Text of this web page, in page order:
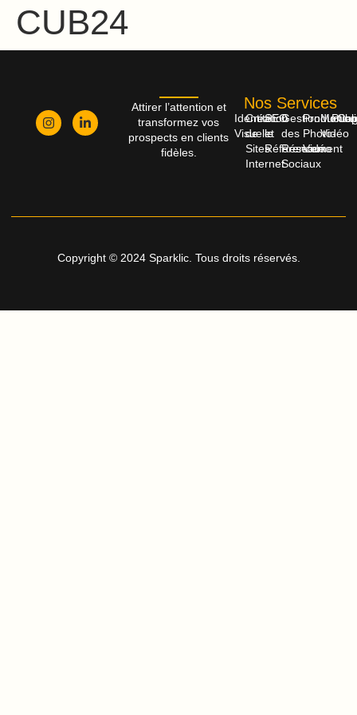
CUB24
Nos Services
Identité
Visuelle
Création
de
Sites
Internet
SEO
et
Référencement
Gestion
des
Réseaux
Sociaux
Production
Photo-
Vidéo
Vidéo
Attirer l’attention et
transformez vos
prospects en clients
fidèles.
Copyright © 2024 Sparklic. Tous droits réservés.